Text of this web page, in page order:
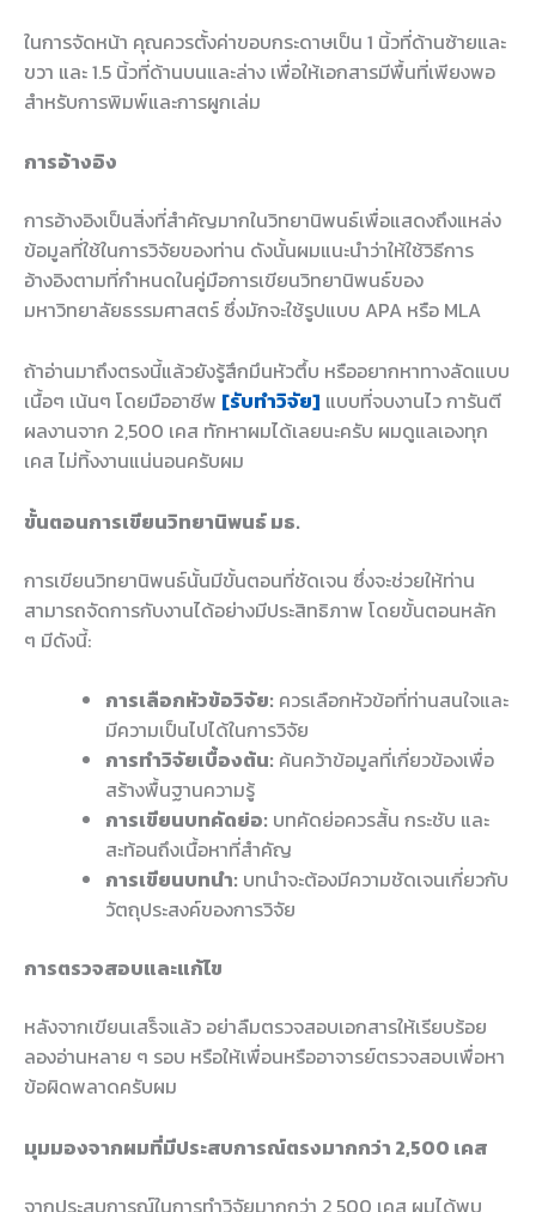
ในการจัดหน้า คุณควรตั้งค่าขอบกระดาษเป็น 1 นิ้วที่ด้านซ้ายและ
ขวา และ 1.5 นิ้วที่ด้านบนและล่าง เพื่อให้เอกสารมีพื้นที่เพียงพอ
สำหรับการพิมพ์และการผูกเล่ม
การอ้างอิง
การอ้างอิงเป็นสิ่งที่สำคัญมากในวิทยานิพนธ์เพื่อแสดงถึงแหล่ง
ข้อมูลที่ใช้ในการวิจัยของท่าน ดังนั้นผมแนะนำว่าให้ใช้วิธีการ
อ้างอิงตามที่กำหนดในคู่มือการเขียนวิทยานิพนธ์ของ
มหาวิทยาลัยธรรมศาสตร์ ซึ่งมักจะใช้รูปแบบ APA หรือ MLA
ถ้าอ่านมาถึงตรงนี้แล้วยังรู้สึกมึนหัวตึ้บ หรืออยากหาทางลัดแบบ
เนื้อๆ เน้นๆ โดยมืออาชีพ [รับทำวิจัย] แบบที่จบงานไว การันตี
ผลงานจาก 2,500 เคส ทักหาผมได้เลยนะครับ ผมดูแลเองทุก
เคส ไม่ทิ้งงานแน่นอนครับผม
ขั้นตอนการเขียนวิทยานิพนธ์ มธ.
การเขียนวิทยานิพนธ์นั้นมีขั้นตอนที่ชัดเจน ซึ่งจะช่วยให้ท่าน
สามารถจัดการกับงานได้อย่างมีประสิทธิภาพ โดยขั้นตอนหลัก
ๆ มีดังนี้:
การเลือกหัวข้อวิจัย: ควรเลือกหัวข้อที่ท่านสนใจและ
มีความเป็นไปได้ในการวิจัย
การทำวิจัยเบื้องต้น: ค้นคว้าข้อมูลที่เกี่ยวข้องเพื่อ
สร้างพื้นฐานความรู้
การเขียนบทคัดย่อ: บทคัดย่อควรสั้น กระชับ และ
สะท้อนถึงเนื้อหาที่สำคัญ
การเขียนบทนำ: บทนำจะต้องมีความชัดเจนเกี่ยวกับ
วัตถุประสงค์ของการวิจัย
การตรวจสอบและแก้ไข
หลังจากเขียนเสร็จแล้ว อย่าลืมตรวจสอบเอกสารให้เรียบร้อย
ลองอ่านหลาย ๆ รอบ หรือให้เพื่อนหรืออาจารย์ตรวจสอบเพื่อหา
ข้อผิดพลาดครับผม
มุมมองจากผมที่มีประสบการณ์ตรงมากกว่า 2,500 เคส
จากประสบการณ์ในการทำวิจัยมากกว่า 2,500 เคส ผมได้พบ